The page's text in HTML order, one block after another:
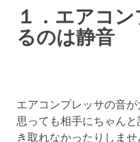
１．エアコ
るのは静音
エアコンプレッサの音
思っても相手にちゃん
き取れなかったりしませ